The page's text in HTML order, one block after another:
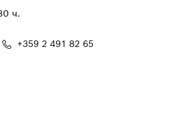
ч.
+359 2 491 82 65